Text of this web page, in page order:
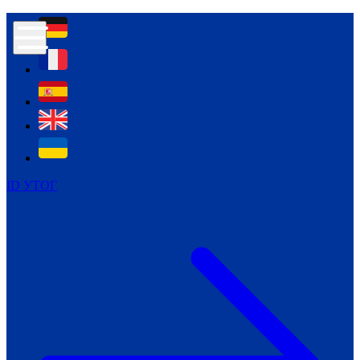
ID УТОГ
Контур психологічної безпеки глухих
Всеукраїнський пісенний
челендж «Україно, ти є!»
Молодіжний челендж «Жестова
мова для мене – це…»
Репортажі спеціальних та
інклюзивних начальних закладів